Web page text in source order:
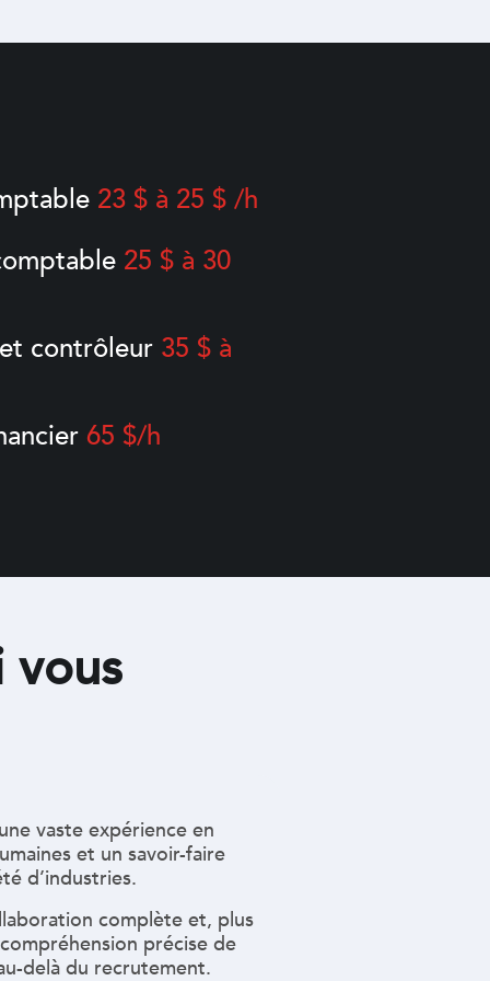
23 $ à 25 $ /h
25 $ à 30
contrôleur 35 $ à
65 $/h
vaste expérience en
et un savoir-faire
d’industries.
complète et, plus
précise de
delà du recrutement.